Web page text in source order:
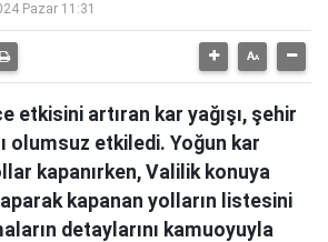
Pazar 11:31
etkisini artıran kar yağışı, şehir
olumsuz etkiledi. Yoğun kar
kapanırken, Valilik konuya
kapanan yolların listesini
detaylarını kamuoyuyla